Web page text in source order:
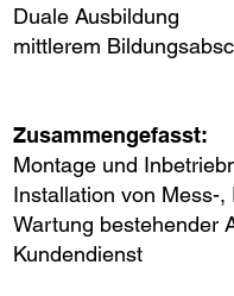
Duale Ausbildung
mittlerem
Zusammengefasst:
Montage und
Installation von Mess-
Wartung bestehender
Kundendienst